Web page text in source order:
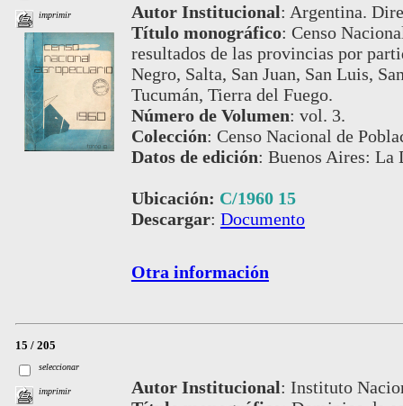
imprimir Autor Institucional: Argentina.
Título monográfico: Censo
resultados de las provincias por
Negro, Salta, San Juan, San Luis,
Tucumán, Tierra del Fuego.
Número de Volumen: vol. 3.
Colección: Censo Nacional de
Datos de edición: Buenos Aires: La
Ubicación: C/1960 15
Descargar: Documento
Otra información
15 / 205
seleccionar
imprimir Autor Institucional: Instituto